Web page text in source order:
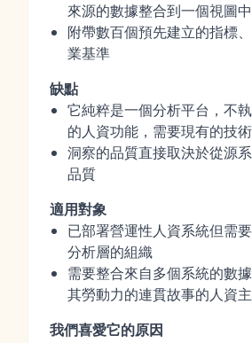
來源的數據整合到一個視圖中
附帶數百個預先建立的指標
業基準
缺點
它純粹是一個分析平台，不
的人資功能，需要現有的技
洞察的品質直接取決於從源
品質
適用對象
已部署營運性人資系統但需
分析層的組織
需要整合來自多個系統的數
其勞動力的連貫故事的人資
我們喜愛它的原因